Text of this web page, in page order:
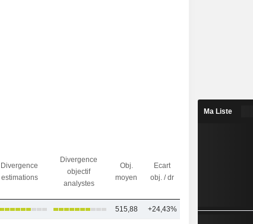
Divergence
estimations
Divergence
objectif
analystes
Obj.
moyen
Ecart
obj. / dr
515,88 +24,43% 17
Ma Liste